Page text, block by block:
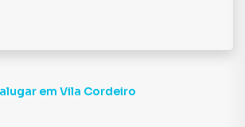
em Vila Cordeiro